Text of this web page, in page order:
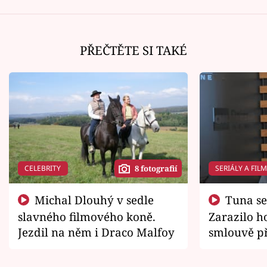
PŘEČTĚTE SI TAKÉ
CELEBRITY 8 fotografií
slavného filmového koně.
Jezdil na něm i Draco Malfoy
SERIÁLY A
Zarazilo
smlouvě